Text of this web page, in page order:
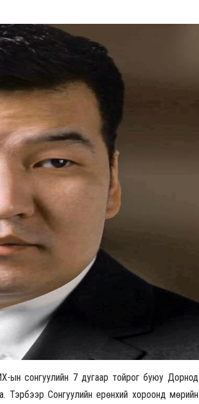
сонгуулийн 7 дугаар тойрог буюу Дорнод
Тэрбээр Сонгуулийн ерөнхий хороонд мөрийн